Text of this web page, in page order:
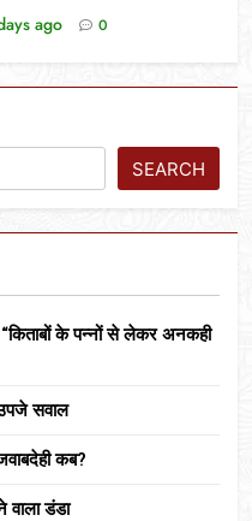
ago 0
SEARCH
“किताबों के पन्नों से लेकर अनकही
सवाल
कब?
वाला डंडा